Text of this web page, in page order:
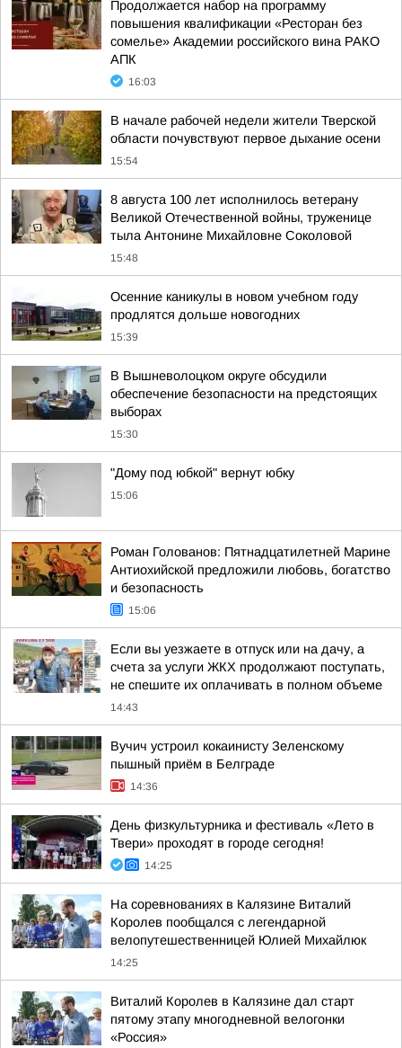
Продолжается набор на программу
повышения квалификации «Ресторан без
сомелье» Академии российского вина РАКО
АПК
16:03
В начале рабочей недели жители Тверской
области почувствуют первое дыхание осени
15:54
8 августа 100 лет исполнилось ветерану
Великой Отечественной войны, труженице
тыла Антонине Михайловне Соколовой
15:48
Осенние каникулы в новом учебном году
продлятся дольше новогодних
15:39
В Вышневолоцком округе обсудили
обеспечение безопасности на предстоящих
выборах
15:30
"Дому под юбкой" вернут юбку
15:06
Роман Голованов: Пятнадцатилетней Марине
Антиохийской предложили любовь, богатство
и безопасность
15:06
Если вы уезжаете в отпуск или на дачу, а
счета за услуги ЖКХ продолжают поступать,
не спешите их оплачивать в полном объеме
14:43
Вучич устроил кокаинисту Зеленскому
пышный приём в Белграде
14:36
День физкультурника и фестиваль «Лето в
Твери» проходят в городе сегодня!
14:25
На соревнованиях в Калязине Виталий
Королев пообщался с легендарной
велопутешественницей Юлией Михайлюк
14:25
Виталий Королев в Калязине дал старт
пятому этапу многодневной велогонки
«Россия»